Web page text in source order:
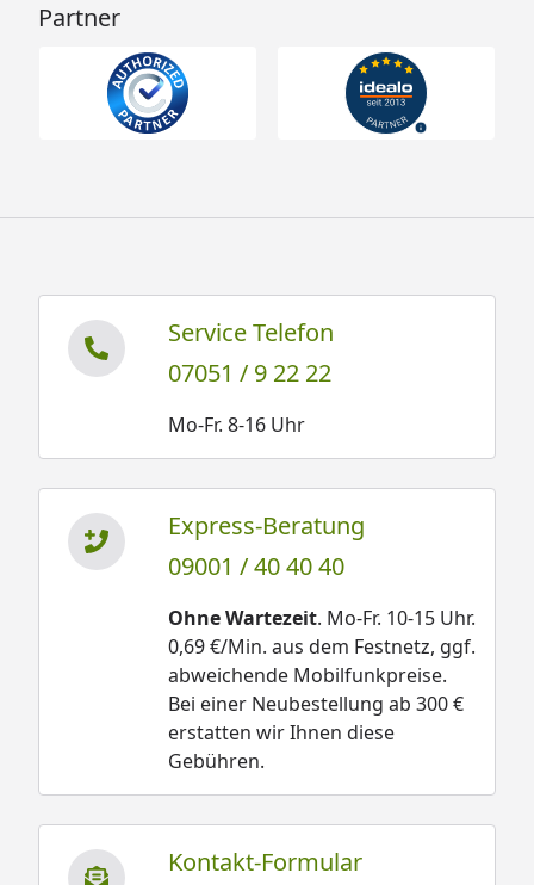
Partner
Service Telefon
07051 / 9 22 22
Mo-Fr. 8-16 Uhr
Express-Beratung
09001 / 40 40 40
Ohne Wartezeit. Mo-Fr. 10-15 Uhr.
0,69 €/Min. aus dem Festnetz, ggf.
abweichende Mobilfunkpreise.
Bei einer Neubestellung ab 300 €
erstatten wir Ihnen diese
Gebühren.
Kontakt-Formular